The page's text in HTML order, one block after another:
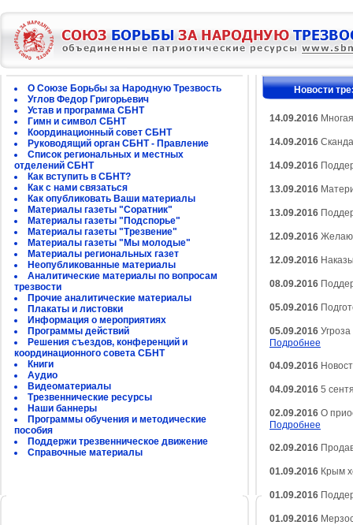
О Союзе Борьбы за Народную Трезвость
Углов Федор Григорьевич
Устав и программа СБНТ
Гимн и символ СБНТ
Координационный совет СБНТ
Руководящий орган СБНТ - Правление
Список региональных и местных
отделений СБНТ
Как вступить в СБНТ?
Как с нами связаться
Как опубликовать Ваши материалы
Материалы газеты "Соратник"
Материалы газеты "Подспорье"
Материалы газеты "Трезвение"
Материалы газеты "Мы молодые"
Материалы региональных газет
Неопубликованные материалы
Аналитические материалы по вопросам
трезвости
Прочие аналитические материалы
Плакаты и листовки
Информация о мероприятиях
Программы действий
Решения съездов, конференций и
координационного совета СБНТ
Книги
Аудио
Видеоматериалы
Трезвеннические ресурсы
Наши баннеры
Программы обучения и методические
пособия
Поддержи трезвенническое движение
Справочные материалы
Новости
14.09.2016
14.09.2016
14.09.2016
13.09.2016
13.09.2016
12.09.2016
12.09.2016
08.09.2016
05.09.2016
05.09.2016
Подробнее
04.09.2016
04.09.2016 5
02.09.2016 О
Подробнее
02.09.2016
01.09.2016 Крым
01.09.2016
01.09.2016